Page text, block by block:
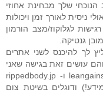
שלך מבחינת אחוזי
ניסית לאורך זמן ויכולות
לגלוקוז/מצב הורמון
גנטיקה.
לך להיכנס לשני אתרים
עושים זאת בגישה שאני
מצאתי הנוחה ביותר ליישום- leangains.com ו- rippedbody.jp
ודוגלים בשיטת צום